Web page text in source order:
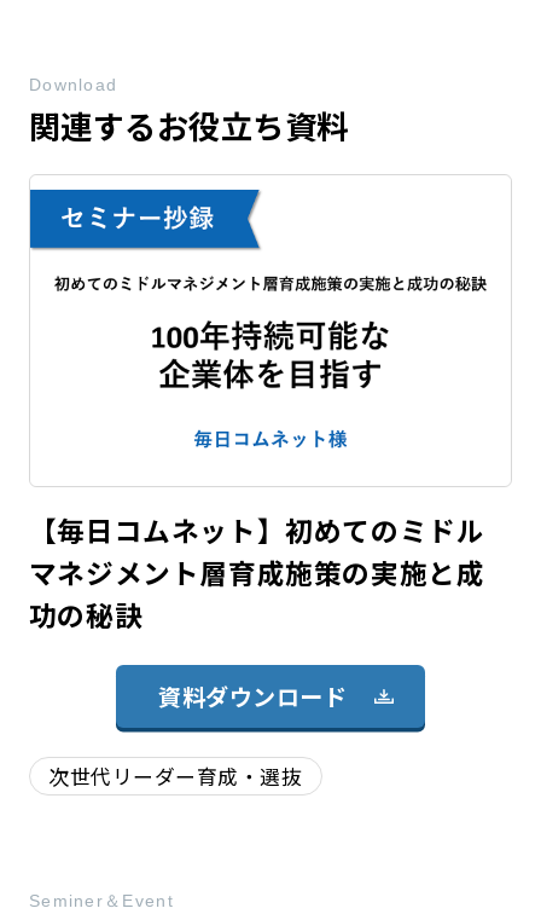
関連するお役立ち資料
Download
【毎日コムネット】初めてのミドル
マネジメント層育成施策の実施と成
功の秘訣
資料ダウンロード
次世代リーダー育成・選抜
Seminer＆Event